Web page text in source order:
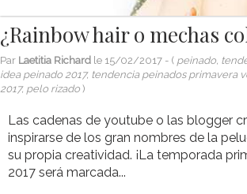
¿Rainbow hair o mechas
Par Laetitia Richard le 15/02/2017 - ( peinado,
idea peinado 2017, tendencia peinados primavera
2017, pelo rizado )
Las cadenas de youtube o las blogger
inspirarse de los gran nombres de la
su propia creatividad. ¡La temporada
2017 será marcada...